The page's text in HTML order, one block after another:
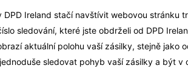
DPD Ireland stačí navštívit webovou stránku
sledování, které jste obdrželi od DPD
aktuální polohu vaší zásilky, stejně jako
sledovat pohyb vaší zásilky a být v